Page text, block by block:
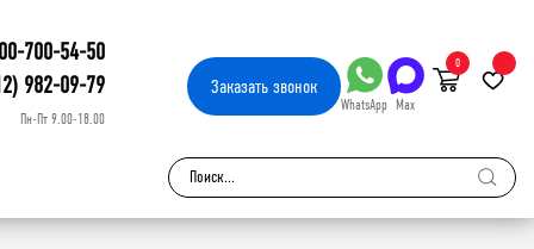
700-54-50
982-09-79
Пн-Пт 9.00-18.00
Заказатьзвонок
WhatsApp Max
0